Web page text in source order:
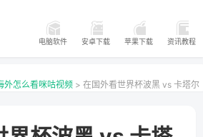
电脑软件 安卓下载 苹果下载 资讯教程
外怎么看咪咕视频 > 在国外看世界杯波黑 vs 卡塔尔